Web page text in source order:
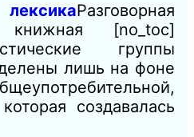
Разговорная
[no_toc]
группы
лишь на фоне
создавалась